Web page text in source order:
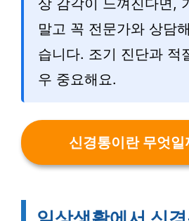
상 감각이 느껴진다면,
말고 꼭 전문가와 상담
습니다. 조기 진단과 적
우 중요해요.
신경통이란 무엇일